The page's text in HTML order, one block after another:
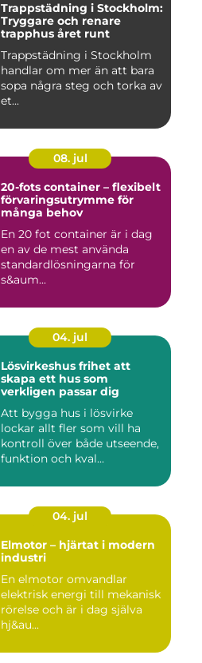
Trappstädning i Stockholm:
Tryggare och renare
trapphus året runt
Trappstädning i Stockholm
handlar om mer än att bara
sopa några steg och torka av
et...
08. jul
20-fots container – flexibelt
förvaringsutrymme för
många behov
En 20 fot container är i dag
en av de mest använda
standardlösningarna för
s&aum...
04. jul
Lösvirkeshus frihet att
skapa ett hus som
verkligen passar dig
Att bygga hus i lösvirke
lockar allt fler som vill ha
kontroll över både utseende,
funktion och kval...
04. jul
Elmotor – hjärtat i modern
industri
En elmotor omvandlar
elektrisk energi till mekanisk
rörelse och är i dag själva
hj&au...